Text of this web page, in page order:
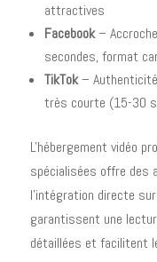
attractives
Facebook–
secondes, format
TikTok– Authenticité
très courte (15-30
L'hébergement vidéo
spécialisées offre des
l'intégration directe
garantissent une
détaillées et facilitent